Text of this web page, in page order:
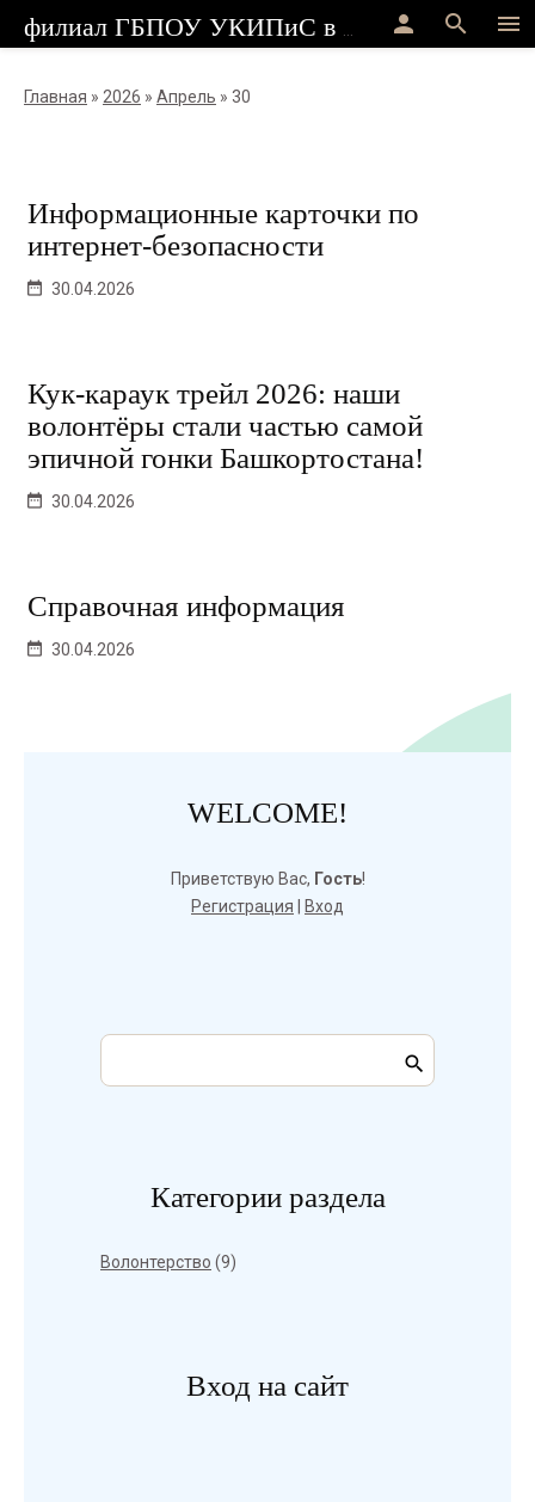
menu
search
person
Главная » 2026 » Апрель » 30
Информационные карточки по
интернет-безопасности
30.04.2026
Кук-караук трейл 2026: наши
волонтёры стали частью самой
эпичной гонки Башкортостана!
30.04.2026
Справочная информация
30.04.2026
WELCOME!
Приветствую Вас, Гость!
Регистрация
Вход
Категории раздела
Волонтерство (9)
Вход на сайт